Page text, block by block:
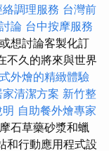
絡調理服務 台灣前
論 台中按摩服務
想討論客製化訂
不久的將來與世界
外燴的精緻體驗
清潔方案 新竹整
自助餐外燴專家
石草藥砂漿和蠟
和行動應用程式設